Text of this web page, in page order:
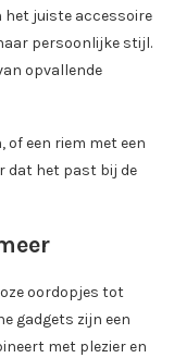
het juiste accessoire
persoonlijke stijl.
opvallende
of een riem met een
dat het past bij de
oordopjes tot
gadgets zijn een
met plezier en